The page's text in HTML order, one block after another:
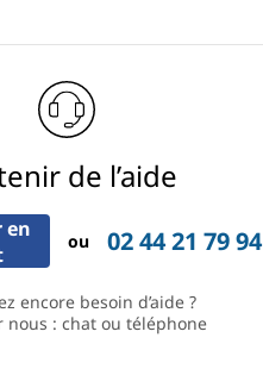
de l’aide
en
ou 02 44 21 79 94
encore besoin d’aide ?
nous : chat ou téléphone